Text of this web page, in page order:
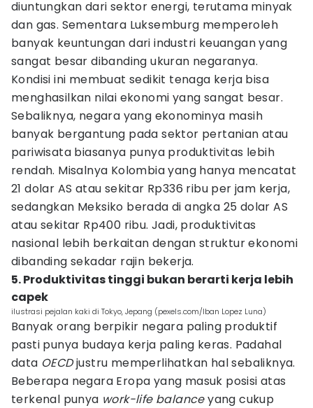
diuntungkan dari sektor energi, terutama minyak
dan gas. Sementara Luksemburg memperoleh
banyak keuntungan dari industri keuangan yang
sangat besar dibanding ukuran negaranya.
Kondisi ini membuat sedikit tenaga kerja bisa
menghasilkan nilai ekonomi yang sangat besar.
Sebaliknya, negara yang ekonominya masih
banyak bergantung pada sektor pertanian atau
pariwisata biasanya punya produktivitas lebih
rendah. Misalnya Kolombia yang hanya mencatat
21 dolar AS atau sekitar Rp336 ribu per jam kerja,
sedangkan Meksiko berada di angka 25 dolar AS
atau sekitar Rp400 ribu. Jadi, produktivitas
nasional lebih berkaitan dengan struktur ekonomi
dibanding sekadar rajin bekerja.
5. Produktivitas tinggi bukan berarti kerja lebih
capek
ilustrasi pejalan kaki di Tokyo, Jepang (pexels.com/Iban Lopez Luna)
Banyak orang berpikir negara paling produktif
pasti punya budaya kerja paling keras. Padahal
data OECDjustru memperlihatkan hal sebaliknya.
Beberapa negara Eropa yang masuk posisi atas
terkenal punya work-life balanceyang cukup